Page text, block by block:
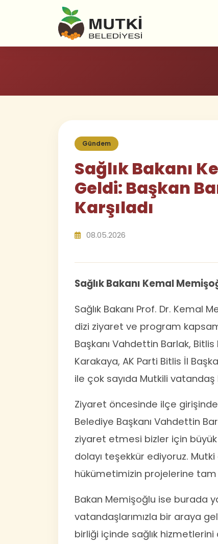
Gündem
Sağlık Bakanı
Geldi: Başkan
Karşıladı
08.05.2026
Sağlık Bakanı Kemal
Sağlık Bakanı Prof. Dr. Kemal
dizi ziyaret ve program
Başkanı Vahdettin Barlak,
Karakaya, AK Parti Bitlis İl
ile çok sayıda Mutkili vatandaş
Ziyaret öncesinde ilçe
Belediye Başkanı Vahdettin
ziyaret etmesi bizler için
dolayı teşekkür ediyoruz.
hükümetimizin projelerine tam
Bakan Memişoğlu ise burada
vatandaşlarımızla bir araya
birliği içinde sağlık hizmetlerini